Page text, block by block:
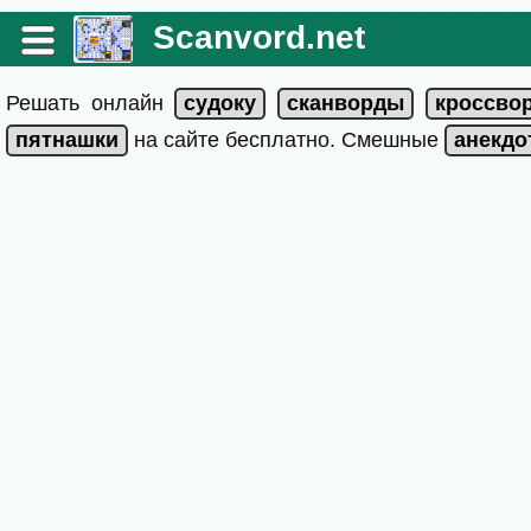
Scanvord.net
Решать онлайн
на сайте бесплатно. Смешные